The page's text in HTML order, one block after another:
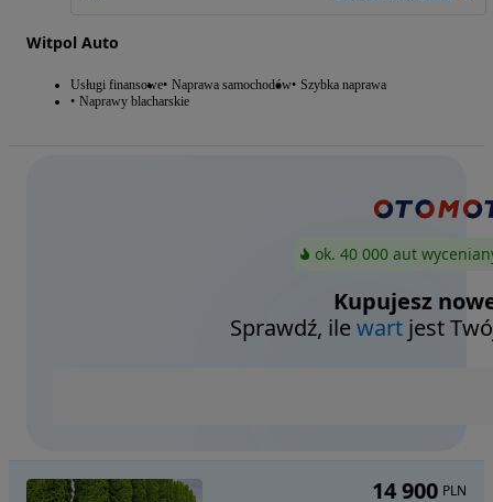
Witpol Auto
Usługi finansowe Naprawa samochodów Szybka naprawa
Naprawy blacharskie
ok. 40 000 aut
Kupujesz
Sprawdź, ilewart jest
14 900 PLN